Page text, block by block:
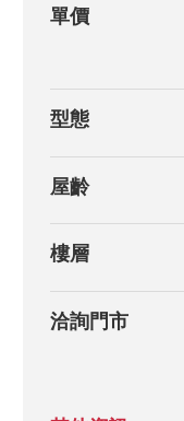
單價
型態
屋齡
樓層
洽詢門市